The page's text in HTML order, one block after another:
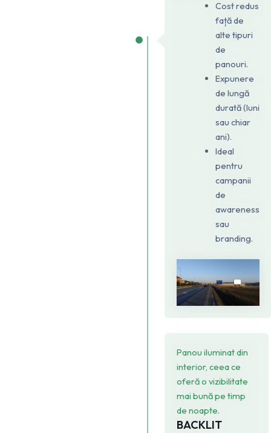
Cost redus
față de
alte tipuri
de
panouri.
Expunere
de lungă
durată (luni
sau chiar
ani).
Ideal
pentru
campanii
de
awareness
sau
branding.
Panou iluminat din
interior, ceea ce
oferă o vizibilitate
mai bună pe timp
de noapte.
BACKLIT